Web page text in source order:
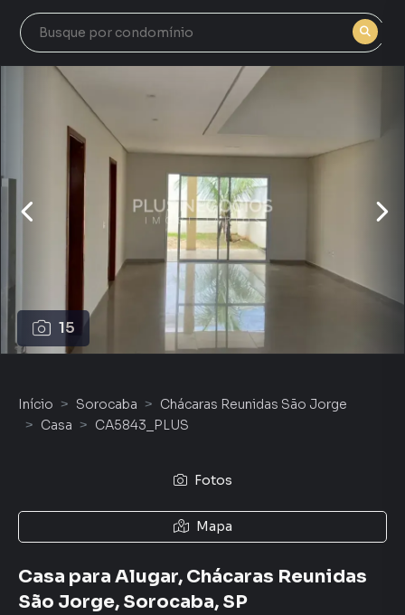
15
Início Sorocaba
Chácaras Reunidas São Jorge
Casa
CA5843_PLUS
Fotos
Mapa
Casa para Alugar, Chácaras Reunidas
São Jorge, Sorocaba, SP